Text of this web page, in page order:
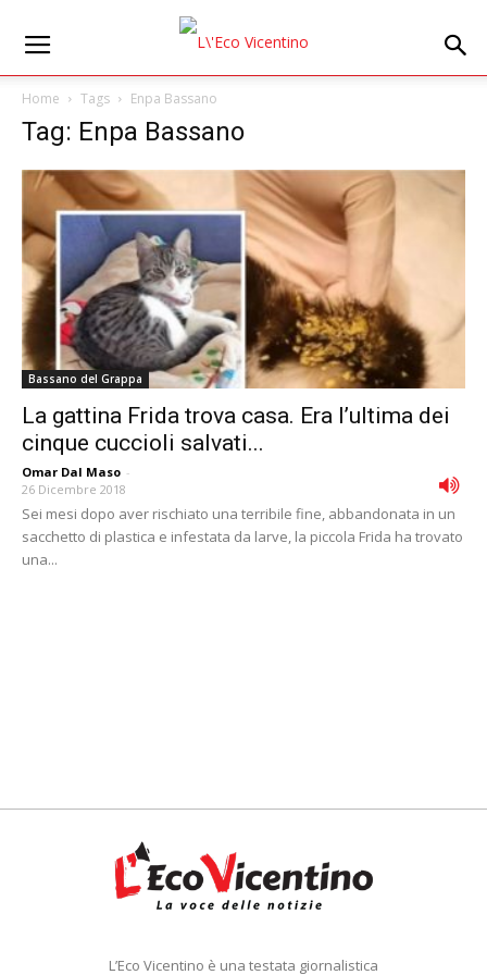
Home Tags Enpa Bassano
Tag: Enpa Bassano
Bassano del Grappa
La gattina Frida trova casa. Era l’ultima dei
cinque cuccioli salvati...
Omar Dal Maso -
26 Dicembre 2018
Sei mesi dopo aver rischiato una terribile fine, abbandonata in un
sacchetto di plastica e infestata da larve, la piccola Frida ha trovato
una...
L’Eco Vicentino è una testata giornalistica